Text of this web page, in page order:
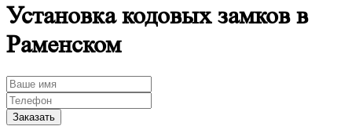
Установка кодовых замков в
Раменском